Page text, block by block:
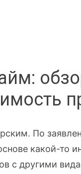
По
какой-то
с другими